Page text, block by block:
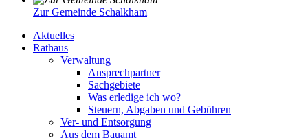
Zur Gemeinde Schalkham
Aktuelles
Rathaus
Verwaltung
Ansprechpartner
Sachgebiete
Was erledige ich wo?
Steuern, Abgaben und Gebühren
Ver- und Entsorgung
Aus dem Bauamt